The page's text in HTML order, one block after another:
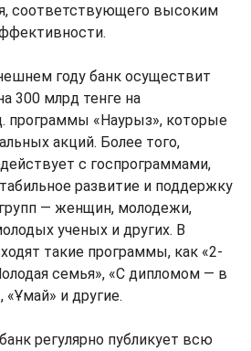
соответствующего высоким
году банк осуществит
300 млрд тенге на
программы «Наурыз», которые
акций. Более того,
с госпрограммами,
развитие и поддержку
— женщин, молодежи,
ученых и других. В
такие программы, как «2-
семья», «С дипломом — в
и другие.
регулярно публикует всю